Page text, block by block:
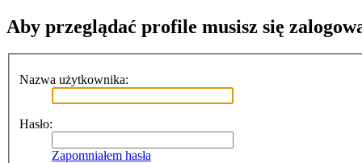
Aby przeglądać profile musisz się
Nazwa użytkownika:
Hasło:
Zapomniałem hasła